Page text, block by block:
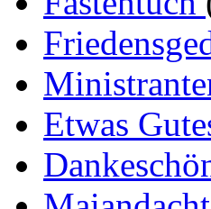
Etwas